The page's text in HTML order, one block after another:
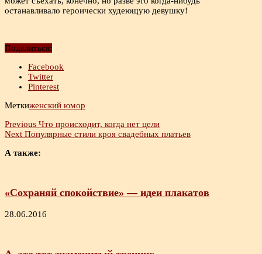
останавливало героически худеющую девушку!
Поделиться:
Facebook
Twitter
Pinterest
Меткиженский юмор
Previous Что происходит, когда нет цели
Next Популярные стили кроя свадебных платьев
А также:
«Сохраняй спокойствие» — идеи плакатов
28.06.2016